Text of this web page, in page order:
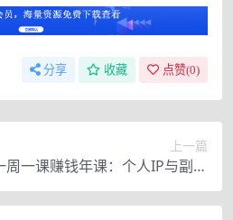
分享 收藏 点赞(0)
上一篇
一课赚钱年课：个人IP与副业
（2.0高阶版）